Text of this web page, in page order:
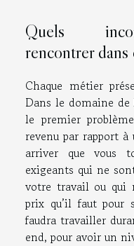
Quels
rencontrer dans
Chaque métier
Dans le domaine
le premier
revenu par rapport
arriver que vous
exigeants qui ne
votre travail ou qui
prix qu’il faut pour
faudra travailler
end, pour avoir un